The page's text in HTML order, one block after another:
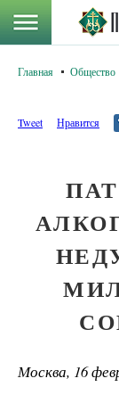
Главная Общество
Tweet Нравится
Москва, 16